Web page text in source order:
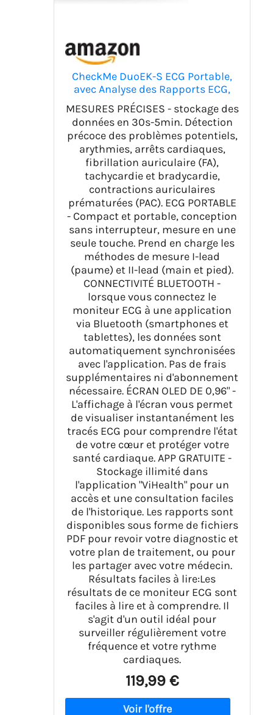
CheckMe DuoEK-S ECG Portable,
avec Analyse des Rapports ECG,
30s - 5 min de Surveillance,
Bluetooth Wireless Moniteur ECG
Portable avec écran OLED 0,96
pouces, APP pour iOS & Android
MESURES PRÉCISES - stockage des
données en 30s-5min. Détection
précoce des problèmes potentiels,
arythmies, arrêts cardiaques,
fibrillation auriculaire (FA),
tachycardie et bradycardie,
contractions auriculaires
prématurées (PAC). ECG PORTABLE
- Compact et portable, conception
sans interrupteur, mesure en une
seule touche. Prend en charge les
méthodes de mesure I-lead
(paume) et II-lead (main et pied).
CONNECTIVITÉ BLUETOOTH -
lorsque vous connectez le
moniteur ECG à une application
via Bluetooth (smartphones et
tablettes), les données sont
automatiquement synchronisées
avec l'application. Pas de frais
supplémentaires ni d'abonnement
nécessaire. ÉCRAN OLED DE 0,96" -
L'affichage à l'écran vous permet
de visualiser instantanément les
tracés ECG pour comprendre l'état
de votre cœur et protéger votre
santé cardiaque. APP GRATUITE -
Stockage illimité dans
l'application "ViHealth" pour un
accès et une consultation faciles
de l'historique. Les rapports sont
disponibles sous forme de fichiers
PDF pour revoir votre diagnostic et
votre plan de traitement, ou pour
les partager avec votre médecin.
Résultats faciles à lire:Les
résultats de ce moniteur ECG sont
faciles à lire et à comprendre. Il
s'agit d'un outil idéal pour
surveiller régulièrement votre
fréquence et votre rythme
cardiaques.
119,99 €